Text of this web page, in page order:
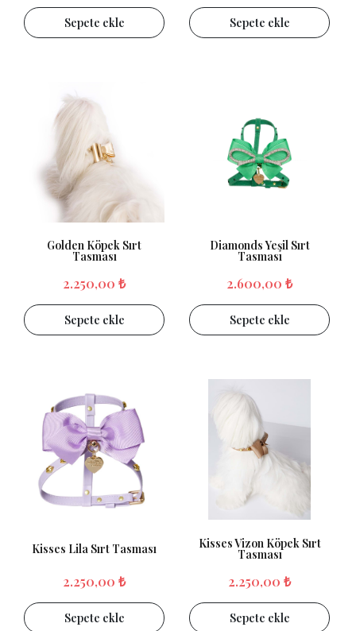
Sepete ekle Sepete ekle
Golden Köpek Sırt
Tasması
2.250,00 ₺
Sepete ekle
Diamonds Yeşil Sırt
Tasması
2.600,00 ₺
Sepete ekle
Kisses Lila Sırt Tasması
2.250,00 ₺
Sepete ekle
Kisses Vizon Köpek Sırt
Tasması
2.250,00 ₺
Sepete ekle